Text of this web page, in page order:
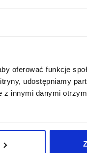
oferować funkcje
udostępniamy
z innymi danymi